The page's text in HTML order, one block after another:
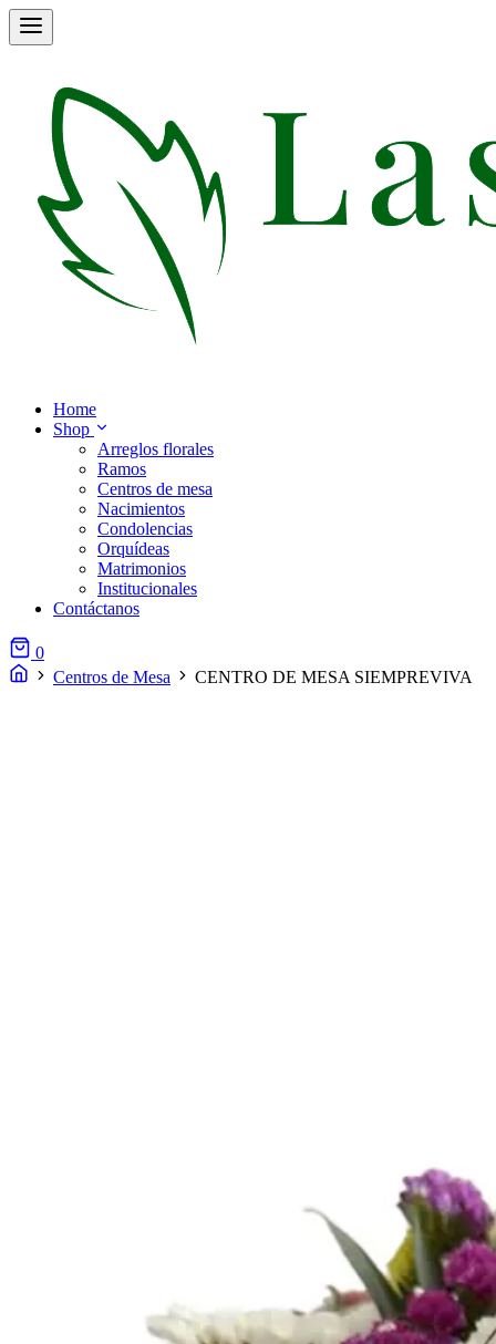
Home
Shop
Arreglos florales
Ramos
Centros de mesa
Nacimientos
Condolencias
Orquídeas
Matrimonios
Institucionales
Contáctanos
0
Centros de Mesa
CENTRO DE MESA SIEMPREVIVA